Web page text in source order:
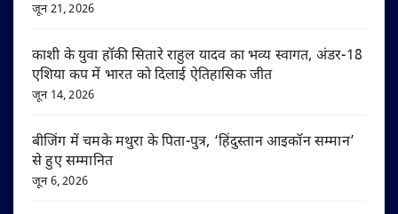
जून 21, 2026
काशी के युवा हॉकी सितारे राहुल यादव का भव्य स्वागत, अंडर-18
एशिया कप में भारत को दिलाई ऐतिहासिक जीत
जून 14, 2026
बीजिंग में चमके मथुरा के पिता-पुत्र, ‘हिंदुस्तान आइकॉन सम्मान’
से हुए सम्मानित
जून 6, 2026